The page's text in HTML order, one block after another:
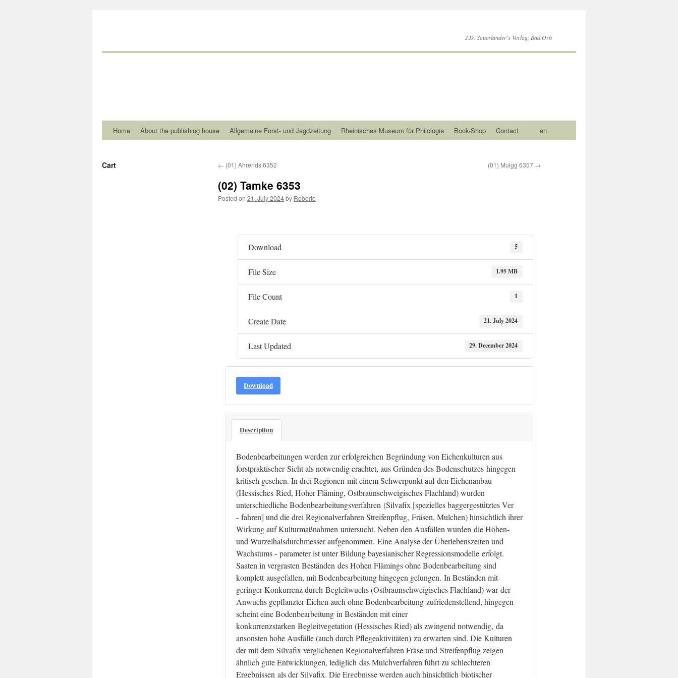
J.D. Sauerländer's Verlag, Bad Orb
Home About the publishing house Allgemeine Forst- und Jagdzeitung Rheinisches Museum für Philologie Book-Shop Contact en
← (01) Ahrends 6352 (01) Muigg 6357 →
(02) Tamke 6353
Posted on 21. July 2024by Roberto
Download 5
File Size 1.95 MB
File Count 1
Create Date 21. July 2024
Last Updated 29. December 2024
Download
Description
Bodenbearbeitungen werden zur erfolgreichen Begründung von Eichenkulturen aus
forstpraktischer Sicht als notwendig erachtet, aus Gründen des Bodenschutzes hingegen
kritisch gesehen. In drei Regionen mit einem Schwerpunkt auf den Eichenanbau
(Hessisches Ried, Hoher Fläming, Ostbraunschweigisches Flachland) wurden
unterschiedliche Bodenbearbeitungsverfahren (Silvafix [spezielles baggergestütztes Ver
- fahren] und die drei Regionalverfahren Streifenpflug, Fräsen, Mulchen) hinsichtlich ihrer
Wirkung auf Kulturmaßnahmen untersucht. Neben den Ausfällen wurden die Höhen-
und Wurzelhalsdurchmesser aufgenommen. Eine Analyse der Überlebenszeiten und
Wachstums - parameter ist unter Bildung bayesianischer Regressionsmodelle erfolgt.
Saaten in vergrasten Beständen des Hohen Flämings ohne Bodenbearbeitung sind
komplett ausgefallen, mit Bodenbearbeitung hingegen gelungen. In Beständen mit
geringer Konkurrenz durch Begleitwuchs (Ostbraunschweigisches Flachland) war der
Anwuchs gepflanzter Eichen auch ohne Bodenbearbeitung zufriedenstellend, hingegen
scheint eine Bodenbearbeitung in Beständen mit einer
konkurrenzstarken Begleitvegetation (Hessisches Ried) als zwingend notwendig, da
ansonsten hohe Ausfälle (auch durch Pflegeaktivitäten) zu erwarten sind. Die Kulturen
der mit dem Silvafix verglichenen Regionalverfahren Fräse und Streifenpflug zeigen
ähnlich gute Entwicklungen, lediglich das Mulchverfahren führt zu schlechteren
Ergebnissen als der Silvafix. Die Ergebnisse werden auch hinsichtlich biotischer
Cart